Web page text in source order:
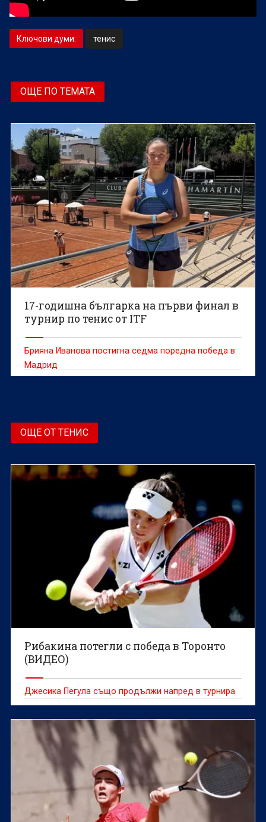
Ключови думи: тенис
ОЩЕ ПО ТЕМАТА
17-годишна българка на първи финал в
турнир по тенис от ITF
Брияна Иванова постигна седма поредна победа в
Мадрид
ОЩЕ ОТ ТЕНИС
Рибакина потегли с победа в Торонто
(ВИДЕО)
Джесика Пегула също продължи напред в турнира